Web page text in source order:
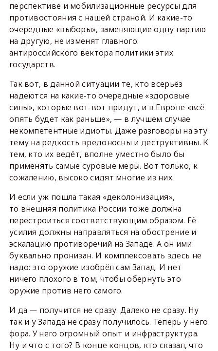
перспективе и мобилизационные ресурсы для
противостояния с нашей страной. И какие-то
очередные «выборы», заменяющие одну партию
на другую, не изменят главного:
антироссийского вектора политики этих
государств.
Так вот, в данной ситуации те, кто всерьёз
надеются на какие-то очередные «здоровые
силы», которые вот-вот придут, и в Европе «всё
опять будет как раньше», — в лучшем случае
некомпетентные идиоты. Даже разговоры на эту
тему на редкость вредоносны и деструктивны. К
тем, кто их ведёт, вполне уместно было бы
применять самые суровые меры. Вот только, к
сожалению, высоко сидят многие из них.
И если уж пошла такая «деколонизация»,
то внешняя политика России тоже должна
перестроиться соответствующим образом. Её
усилия должны направляться на обострение и
эскалацию противоречий на Западе. А он ими
буквально пронизан. И комплексовать здесь не
надо: это оружие изобрёл сам Запад. И нет
ничего плохого в том, чтобы обернуть это
оружие против него самого.
И да — получится не сразу. Далеко не сразу. Ну
так и у Запада не сразу получилось. Теперь у него
фора. У него огромный опыт и инфраструктура.
Ну и что с того? В конце концов, кто сказал, что